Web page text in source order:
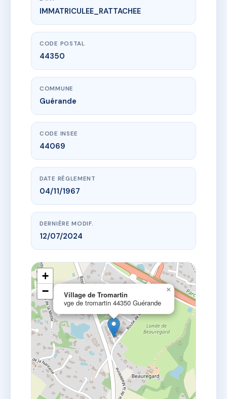
www.vme.plus/AC6834667
Village de Tromartin
vge de tromartin
IMMATRICULEE_RATTACHEE
CODE POSTAL
44350
COMMUNE
Guérande
CODE INSEE
44069
DATE RÈGLEMENT
04/11/1967
DERNIÈRE MODIF.
12/07/2024
Village de Tromartin
vge de tromartin 44350 Guérande
×
+
−